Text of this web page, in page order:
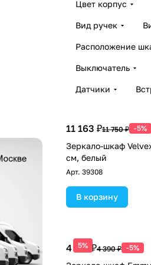
Цвет корпус
Вид ручек
Расположение
Выключатель
Датчики
11 163 ₽11 750 ₽ -5%
Зеркало-шкаф
см, белый
Арт. 39308
В корзину
5%
4 171 ₽4 390 ₽ -5%